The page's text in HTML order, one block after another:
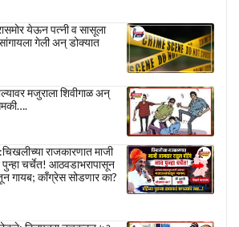
येऊन पत्नी व सासूला
गेली अन् डोक्यात
मजुराला शिवीगाळ अन्
राजकारणात माजी
चर्चेत! आठवडाभरापासून
गायब; काँग्रेस सोडणार का?